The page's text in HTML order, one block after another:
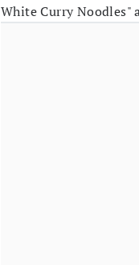
White Curry Noodles"